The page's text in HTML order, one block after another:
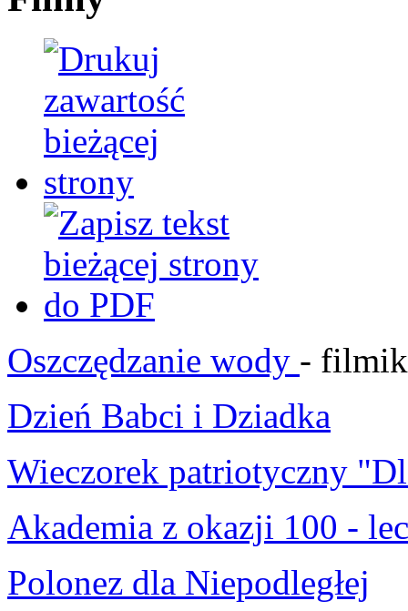
Oszczędzanie wody -
Dzień Babci i Dziadka
Wieczorek patriotyczny
Akademia z okazji 100 -
Polonez dla Niepodległej